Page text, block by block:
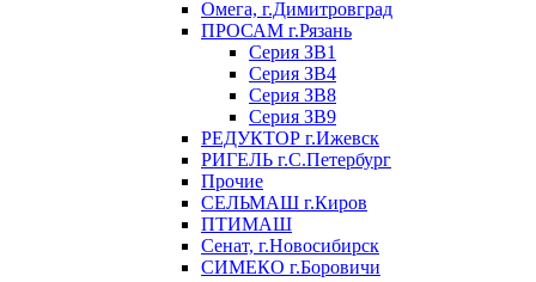
Омега, г.Димитровград
ПРОСАМ г.Рязань
Серия ЗВ1
Серия ЗВ4
Серия ЗВ8
Серия ЗВ9
РЕДУКТОР г.Ижевск
РИГЕЛЬ г.С.Петербург
Прочие
СЕЛЬМАШ г.Киров
ПТИМАШ
Сенат, г.Новосибирск
СИМЕКО г.Боровичи